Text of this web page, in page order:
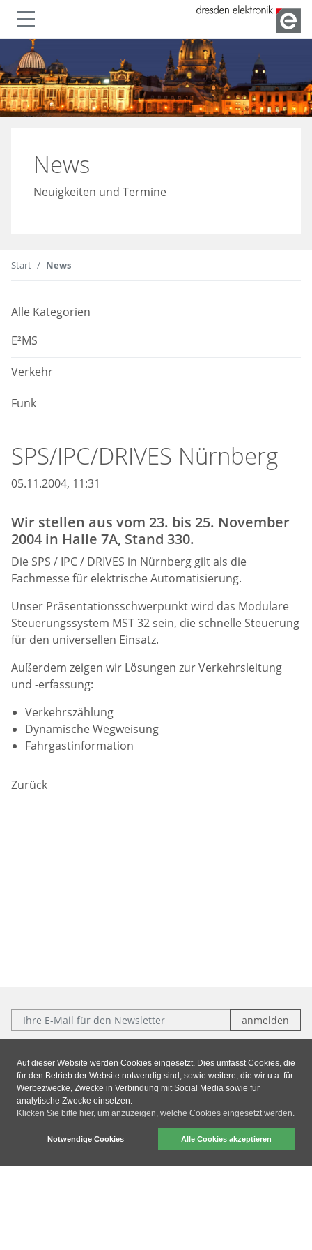
Auf dieser Website werden Cookies eingesetzt. Dies umfasst Cookies, die
für den Betrieb der Website notwendig sind, sowie weitere, die wir u.a. für
Werbezwecke, Zwecke in Verbindung mit Social Media sowie für
analytische Zwecke einsetzen.
Klicken Sie bitte hier, um anzuzeigen, welche Cookies eingesetzt werden.
Notwendige Cookies Alle Cookies akzeptieren
Navigation ein- oder
News
Neuigkeiten und Termine
Start News
Alle Kategorien
E²MS
Verkehr
Funk
SPS/IPC/DRIVES Nürnberg
05.11.2004, 11:31
Wir stellen aus vom 23. bis 25. November
2004 in Halle 7A, Stand 330.
Die SPS / IPC / DRIVES in Nürnberg gilt als die
Fachmesse für elektrische Automatisierung.
Unser Präsentationsschwerpunkt wird das Modulare
Steuerungssystem MST 32 sein, die schnelle Steuerung
für den universellen Einsatz.
Außerdem zeigen wir Lösungen zur Verkehrsleitung
und -erfassung:
Verkehrszählung
Dynamische Wegweisung
Fahrgastinformation
Zurück
E-Mail:
Facebook
Instagram
XingLinkedIn
Impressum | Datenschutz | AGB